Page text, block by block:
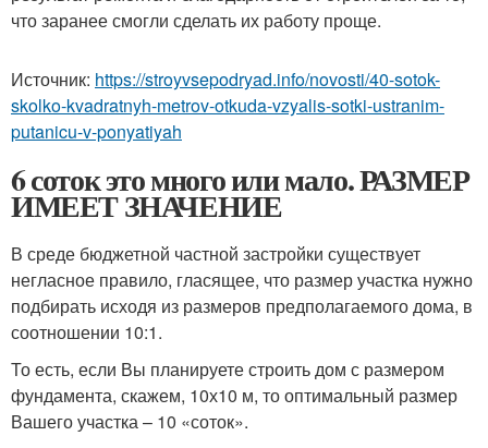
что заранее смогли сделать их работу проще.
Источник: https://stroyvsepodryad.info/novosti/40-sotok-
skolko-kvadratnyh-metrov-otkuda-vzyalis-sotki-ustranim-
putanicu-v-ponyatiyah
6 соток это много или мало. РАЗМЕР
ИМЕЕТ ЗНАЧЕНИЕ
В среде бюджетной частной застройки существует
негласное правило, гласящее, что размер участка нужно
подбирать исходя из размеров предполагаемого дома, в
соотношении 10:1.
То есть, если Вы планируете строить дом с размером
фундамента, скажем, 10х10 м, то оптимальный размер
Вашего участка – 10 «соток».